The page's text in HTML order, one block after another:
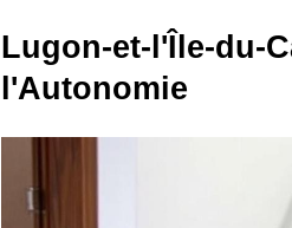
Lugon-et-l'Île-du-
l'Autonomie